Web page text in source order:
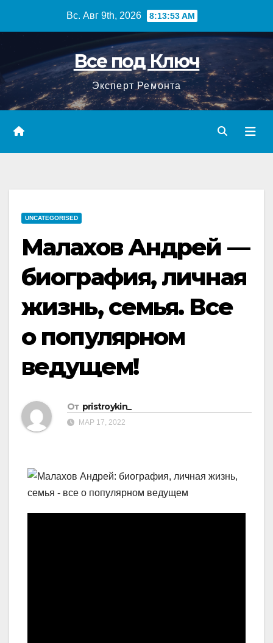
Вс. Авг 9th, 2026 8:13:54 AM
Все под Ключ
Эксперт Ремонта
UNCATEGORISED
Малахов Андрей —
биография, личная
жизнь, семья. Все
о популярном
ведущем!
От pristroykin_
МАР 17, 2022